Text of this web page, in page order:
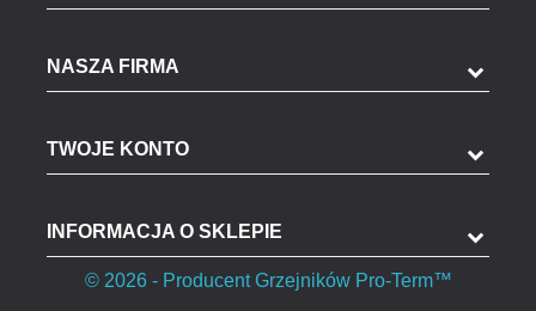
NASZA FIRMA
TWOJE KONTO
INFORMACJA O SKLEPIE
© 2026 - Producent Grzejników Pro-Term™